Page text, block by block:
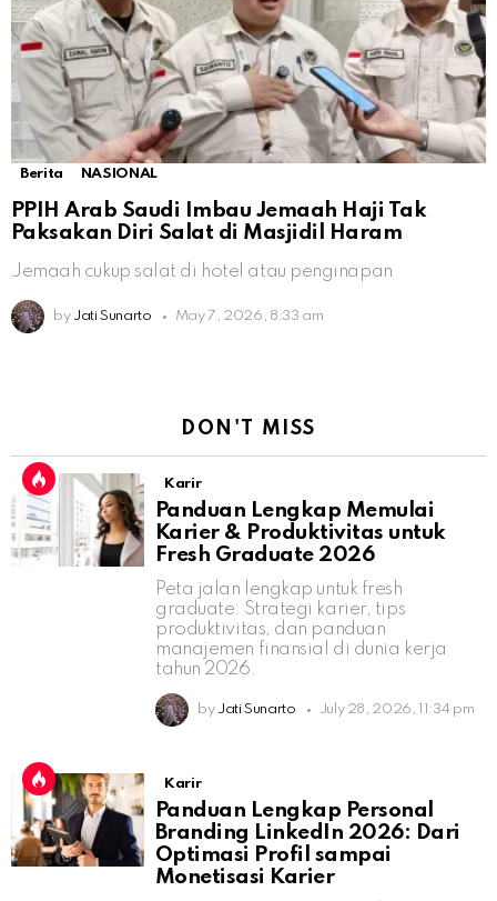
Berita NASIONAL
PPIH Arab Saudi Imbau Jemaah Haji Tak
Paksakan Diri Salat di Masjidil Haram
Jemaah cukup salat di hotel atau penginapan
by Jati Sunarto May 7, 2026, 8:33 am
DON'T MISS
Karir
Panduan Lengkap Memulai
Karier & Produktivitas untuk
Fresh Graduate 2026
Peta jalan lengkap untuk fresh
graduate: Strategi karier, tips
produktivitas, dan panduan
manajemen finansial di dunia kerja
tahun 2026.
by Jati Sunarto July 28, 2026, 11:34 pm
Karir
Panduan Lengkap Personal
Branding LinkedIn 2026: Dari
Optimasi Profil sampai
Monetisasi Karier